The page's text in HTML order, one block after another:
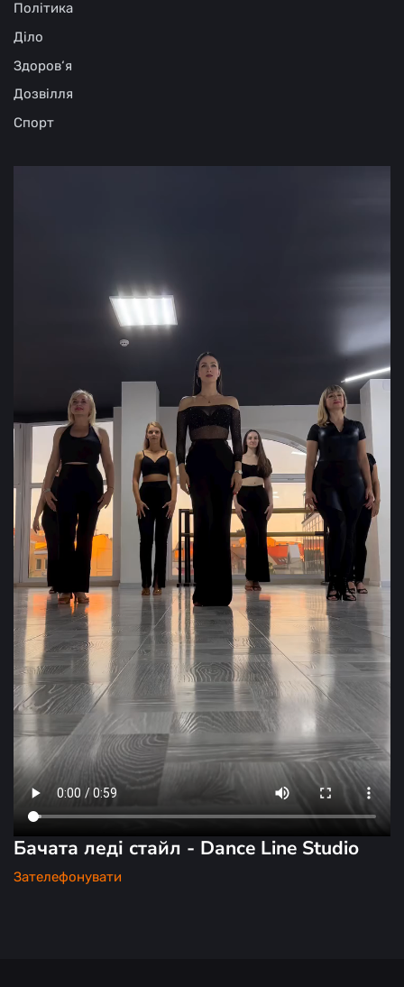
Політика
Діло
Здоров‘я
Дозвілля
Спорт
Бачата леді стайл - Dance Line Studio
Зателефонувати